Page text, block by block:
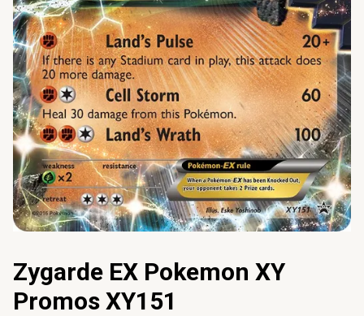
Zygarde EX Pokemon XY
Promos XY151